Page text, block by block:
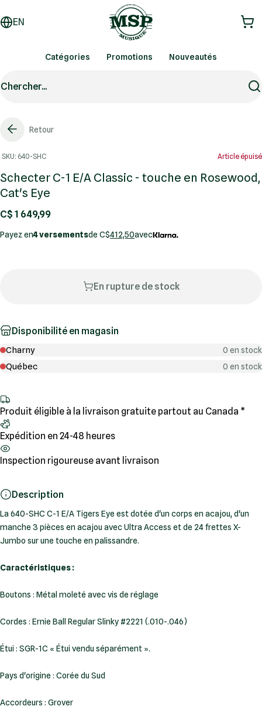
EN
Catégories Promotions Nouveautés
Chercher...
Retour
SKU: 640-SHC Article épuisé
Schecter C-1 E/A Classic - touche en Rosewood,
Cat's Eye
C$ 1 649,99
Payez en4 versementsde C$412,50avec
En rupture de stock
Disponibilité en magasin
Charny 0 en stock
Québec 0 en stock
Produit éligible à la livraison gratuite partout au Canada *
Expédition en 24-48 heures
Inspection rigoureuse avant livraison
Description
La 640-SHC C-1 E/A Tigers Eye est dotée d'un corps en acajou, d'un
manche 3 pièces en acajou avec Ultra Access et de 24 frettes X-
Jumbo sur une touche en palissandre.
Caractéristiques :
Boutons : Métal moleté avec vis de réglage
Cordes : Ernie Ball Regular Slinky #2221 (.010-.046)
Étui : SGR-1C « Étui vendu séparément ».
Pays d'origine : Corée du Sud
Accordeurs : Grover